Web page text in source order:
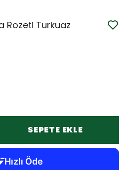
Rozeti Turkuaz
SEPETE EKLE